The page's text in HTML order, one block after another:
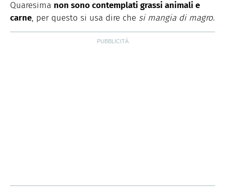
Quaresima non sono contemplati grassi animali e
carne, per questo si usa dire che si mangia di magro.